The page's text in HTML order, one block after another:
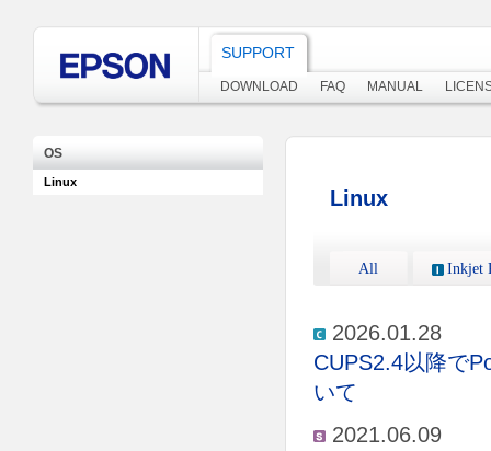
SUPPORT
DOWNLOAD FAQ MANUAL
OS
Linux
Linux
All Inkjet
2026.01.28
CUPS2.4以降で
いて
2021.06.09